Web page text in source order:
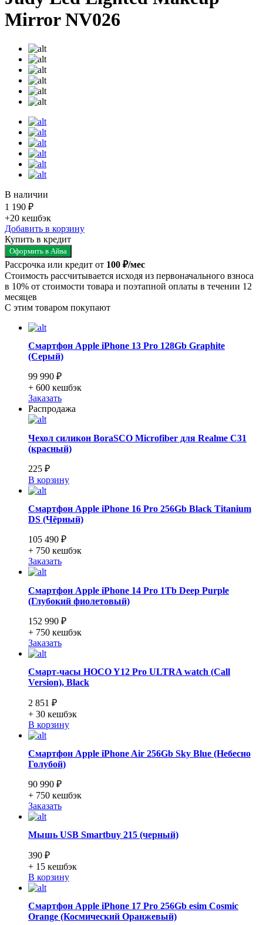
Mirror NV026
В наличии
1 190 ₽
+20 кешбэк
Добавить в корзину
Купить в кредит
Оформить в Айва
Рассрочка или кредит от 100 ₽/мес
Стоимость рассчитывается исходя из первоначального взноса
в 10% от стоимости товара и поэтапной оплаты в течении 12
месяцев
С этим товаром покупают
Смартфон Apple iPhone 13 Pro 128Gb Graphite
(Серый)
99 990 ₽
+ 600 кешбэк
Заказать
Распродажа
Чехол силикон BoraSCO Microfiber для Realme C31
(красный)
225 ₽
В корзину
Смартфон Apple iPhone 16 Pro 256Gb Black Titanium
DS (Чёрный)
105 490 ₽
+ 750 кешбэк
Заказать
Смартфон Apple iPhone 14 Pro 1Tb Deep Purple
(Глубокий фиолетовый)
152 990 ₽
+ 750 кешбэк
Заказать
Смарт-часы HOCO Y12 Pro ULTRA watch (Call
Version), Black
2 851 ₽
+ 30 кешбэк
В корзину
Смартфон Apple iPhone Air 256Gb Sky Blue (Небесно
Голубой)
90 990 ₽
+ 750 кешбэк
Заказать
Мышь USB Smartbuy 215 (черный)
390 ₽
+ 15 кешбэк
В корзину
Смартфон Apple iPhone 17 Pro 256Gb esim Cosmic
Orange (Космический Оранжевый)